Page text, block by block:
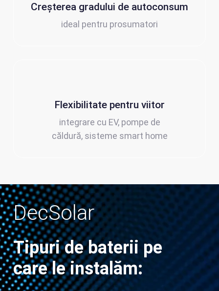
Creșterea gradului de autoconsum
ideal pentru prosumatori
Flexibilitate pentru viitor
integrare cu EV, pompe de
căldură, sisteme smart home
DecSolar
Tipuri de baterii pe
care le instalăm: